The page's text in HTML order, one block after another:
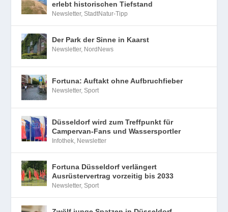
erlebt historischen Tiefstand
Newsletter,StadtNatur-Tipp
Der Park der Sinne in Kaarst
Newsletter, NordNews
Fortuna: Auftakt ohne Aufbruchfieber
Newsletter,Sport
Düsseldorf wird zum Treffpunkt für
Campervan-Fans und Wassersportler
Infothek Newsletter
Fortuna Düsseldorf verlängert
Ausrüstervertrag vorzeitig bis 2033
Newsletter,Sport